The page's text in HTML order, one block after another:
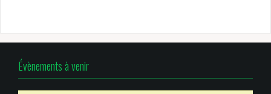
Évènements à venir